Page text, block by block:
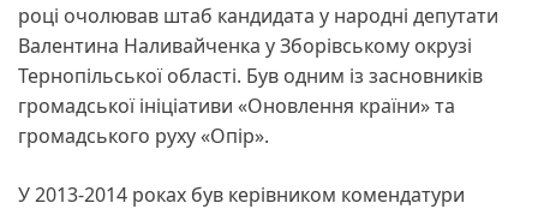
році очолював штаб кандидата у народні депутати
Валентина Наливайченка у Зборівському окрузі
Тернопільської області. Був одним із засновників
громадської ініціативи «Оновлення країни» та
громадського руху «Опір».
У 2013-2014 роках був керівником комендатури